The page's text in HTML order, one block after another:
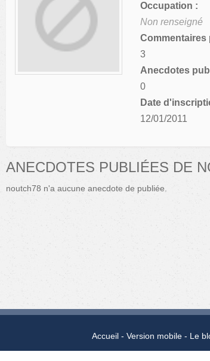
Occupation :
Non renseigné
Commentaires
3
Anecdotes
0
Date
12/01/2011
ANECDOTES PUBLIÉES DE
noutch78 n'a aucune anecdote de publiée.
Accueil Version mobile Le